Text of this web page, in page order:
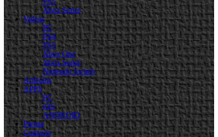
Xbox Series
Videos
PC
PS4
PS5
Xbox One
Xbox Series
Nintendo Switch
Artículos
APPS
PC
iOS
ANDROID
Prensa
Contacto